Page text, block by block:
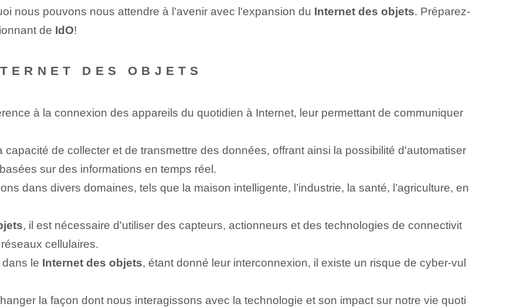
nous pouvons nous attendre à l'avenir avec l'expansion du Internet des objets. Préparez-
de IdO!
DES OBJETS
à la connexion des appareils du quotidien à Internet, leur permettant de communiquer
de collecter et de transmettre des données, offrant ainsi la possibilité d'automatiser
sur des informations en temps réel.
dans divers domaines, tels que la maison intelligente, l’industrie, la santé, l’agriculture, en
, il est nécessaire d'utiliser des ⁤capteurs, actionneurs‌ et des technologies de connectivit
cellulaires.
le Internet des objets, étant donné leur interconnexion, il existe un risque de cyber-vul
la façon dont nous interagissons avec la technologie et son impact sur notre vie quoti